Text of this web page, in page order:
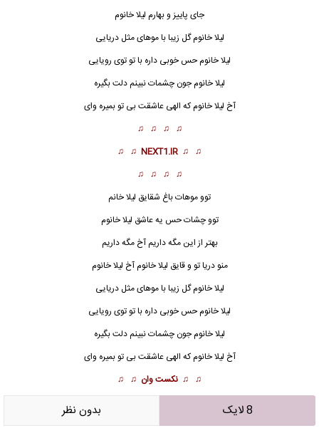
جای پاییز و بهارم لیلا خانوم
لیلا خانوم گل زیبا با موهای مثل دریایی
لیلا خانوم حس خوبی داره با تو توی رویایی
لیلا خانوم جون چشمات نبینم دلت بگیره
آخ لیلا خانوم که الهی عاشقت بی تو بمیره وای
♫ ♫ ♫ ♫
♫ ♫
NEXT1.IR
♫ ♫
♫ ♫ ♫ ♫
توو موهات باغ شقایق لیلا خانم
توو چشات حس یه عاشق لیلا خانوم
بهتر از این مگه داریم آخ مگه داریم
منو دریا تو و قایق لیلا خانوم آخ لیلا خانوم
لیلا خانوم گل زیبا با موهای مثل دریایی
لیلا خانوم حس خوبی داره با تو توی رویایی
لیلا خانومجون چشمات نبینم دلت بگیره
آخ لیلا خانوم که الهی عاشقت بی تو بمیره وای
♫ ♫ نکست وان ♫ ♫
8 لایک بدون نظر